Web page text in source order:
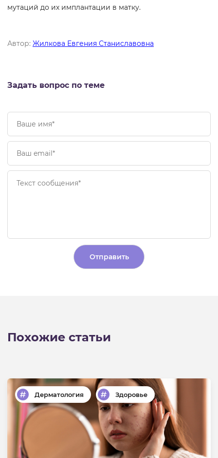
мутаций до их имплантации в матку.
Автор: Жилкова Евгения Станиславовна
Задать вопрос по теме
Похожие статьи
Дерматология Здоровье